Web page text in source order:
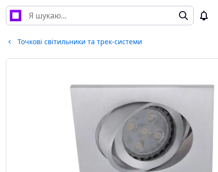
Точкові світильники та трек-системи